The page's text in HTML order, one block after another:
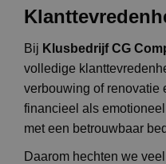
Bij Klusbedrijf CG
volledige
verbouwing of renovatie
financieel als
met een betrouwbaar
Daarom hechten we